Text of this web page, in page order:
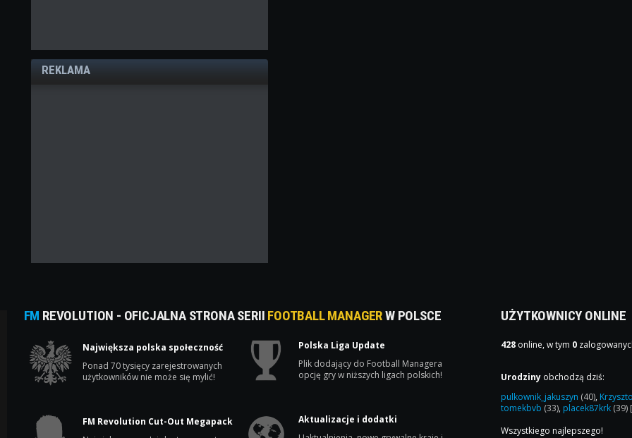
REKLAMA
FM REVOLUTION - OFICJALNA STRONA SERII FOOTBALL MANAGERW POLSCE
Największa polska społeczność
Ponad 70 tysięcy zarejestrowanych
użytkowników nie może się mylić!
Polska Liga Update
Plik dodający do Football Managera
opcję gry w niższych ligach polskich!
FM Revolution Cut-Out Megapack
Aktualizacje i dodatki
UŻYTKOWNICY ONLINE
428 online, w tym 0
Urodziny obchodzą dziś:
pulkownik_jakuszyn (40),
tomekbvb (33), placek87krk (39)
Wszystkiego najlepszego!